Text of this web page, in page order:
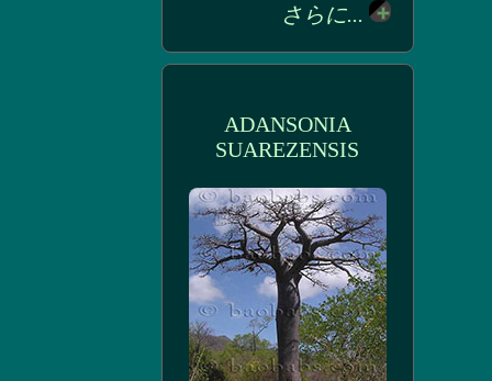
さらに...
ADANSONIA
SUAREZENSIS